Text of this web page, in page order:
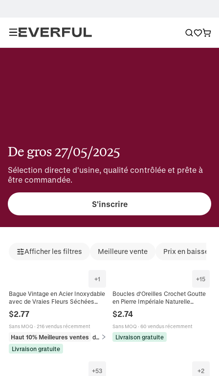
De gros 27/05/2025
Sélection directe d'usine, qualité contrôlée et prête à
être commandée.
S'inscrire
Afficher les filtres Meilleure vente Prix en baisse
+1
Bague Vintage en Acier Inoxydable
avec de Vraies Fleurs Séchées
Réglable Ouverte en Résine
Bagues Florales Plaquées Or Bijoux
Botaniques pour Femmes
$2.77
Sans MOQ · 216 vendus récemment
Haut 10% Meilleures ventes
dans Bagues
Livraison gratuite
+15
Boucles d'Oreilles Crochet Goutte
en Pierre Impériale Naturelle
Bohème Fait Main Vintage
Multicolore Bijoux Mode Cadeau
Femme
$2.74
Sans MOQ · 60 vendus récemment
Livraison gratuite
+53 +2